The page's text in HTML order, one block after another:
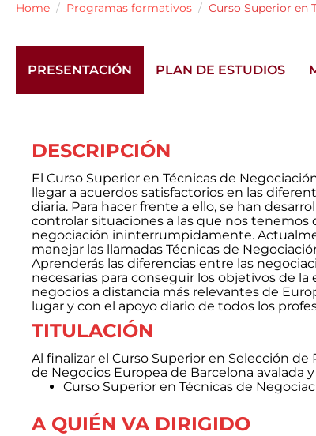
Home Programas formativos Curso Superior en
PRESENTACIÓN PLAN DE ESTUDIOS
DESCRIPCIÓN
El Curso Superior en Técnicas de
llegar a acuerdos satisfactorios en las
diaria. Para hacer frente a ello, se han
controlar situaciones a las que nos
negociación ininterrumpidamente.
manejar las llamadas Técnicas de
Aprenderás las diferencias entre las
necesarias para conseguir los objetivos de
negocios a distancia más relevantes de
lugar y con el apoyo diario de todos los
TITULACIÓN
Al finalizar el Curso Superior en Selección
de Negocios Europea de Barcelona avalada
Curso Superior en Técnicas de
A QUIÉN VA DIRIGIDO